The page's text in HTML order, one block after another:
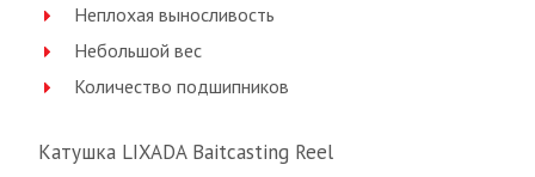
Неплохая выносливость
Небольшой вес
Количество подшипников
Катушка LIXADA Baitcasting Reel